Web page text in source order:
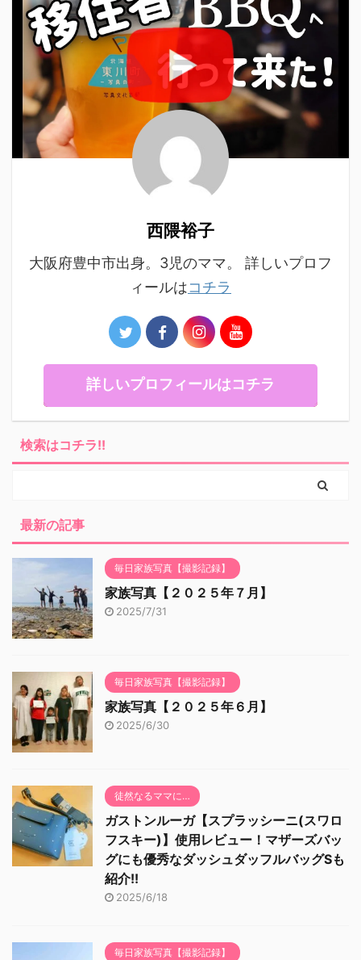
西隈裕子
大阪府豊中市出身。3児のママ。 詳しいプロフ
ィールはコチラ
詳しいプロフィールはコチラ
検索はコチラ!!
最新の記事
毎日家族写真【撮影記録】
家族写真【２０２５年７月】
2025/7/31
毎日家族写真【撮影記録】
家族写真【２０２５年６月】
2025/6/30
徒然なるママに…
ガストンルーガ【スプラッシーニ(スワロ
フスキー)】使用レビュー！マザーズバッ
グにも優秀なダッシュダッフルバッグSも
紹介!!
2025/6/18
毎日家族写真【撮影記録】